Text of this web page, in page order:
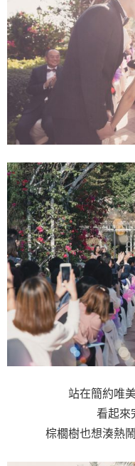
站在簡約唯
看起來
棕櫚樹也想湊熱